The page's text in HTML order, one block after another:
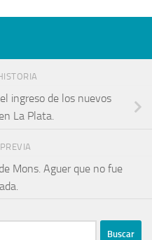
ingreso de los nuevos
La Plata.
Mons. Aguer que no fue